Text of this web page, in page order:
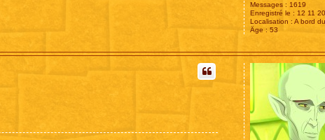
Messages : 1619
Enregistré le : 12 11
Localisation : A bord
Âge : 53